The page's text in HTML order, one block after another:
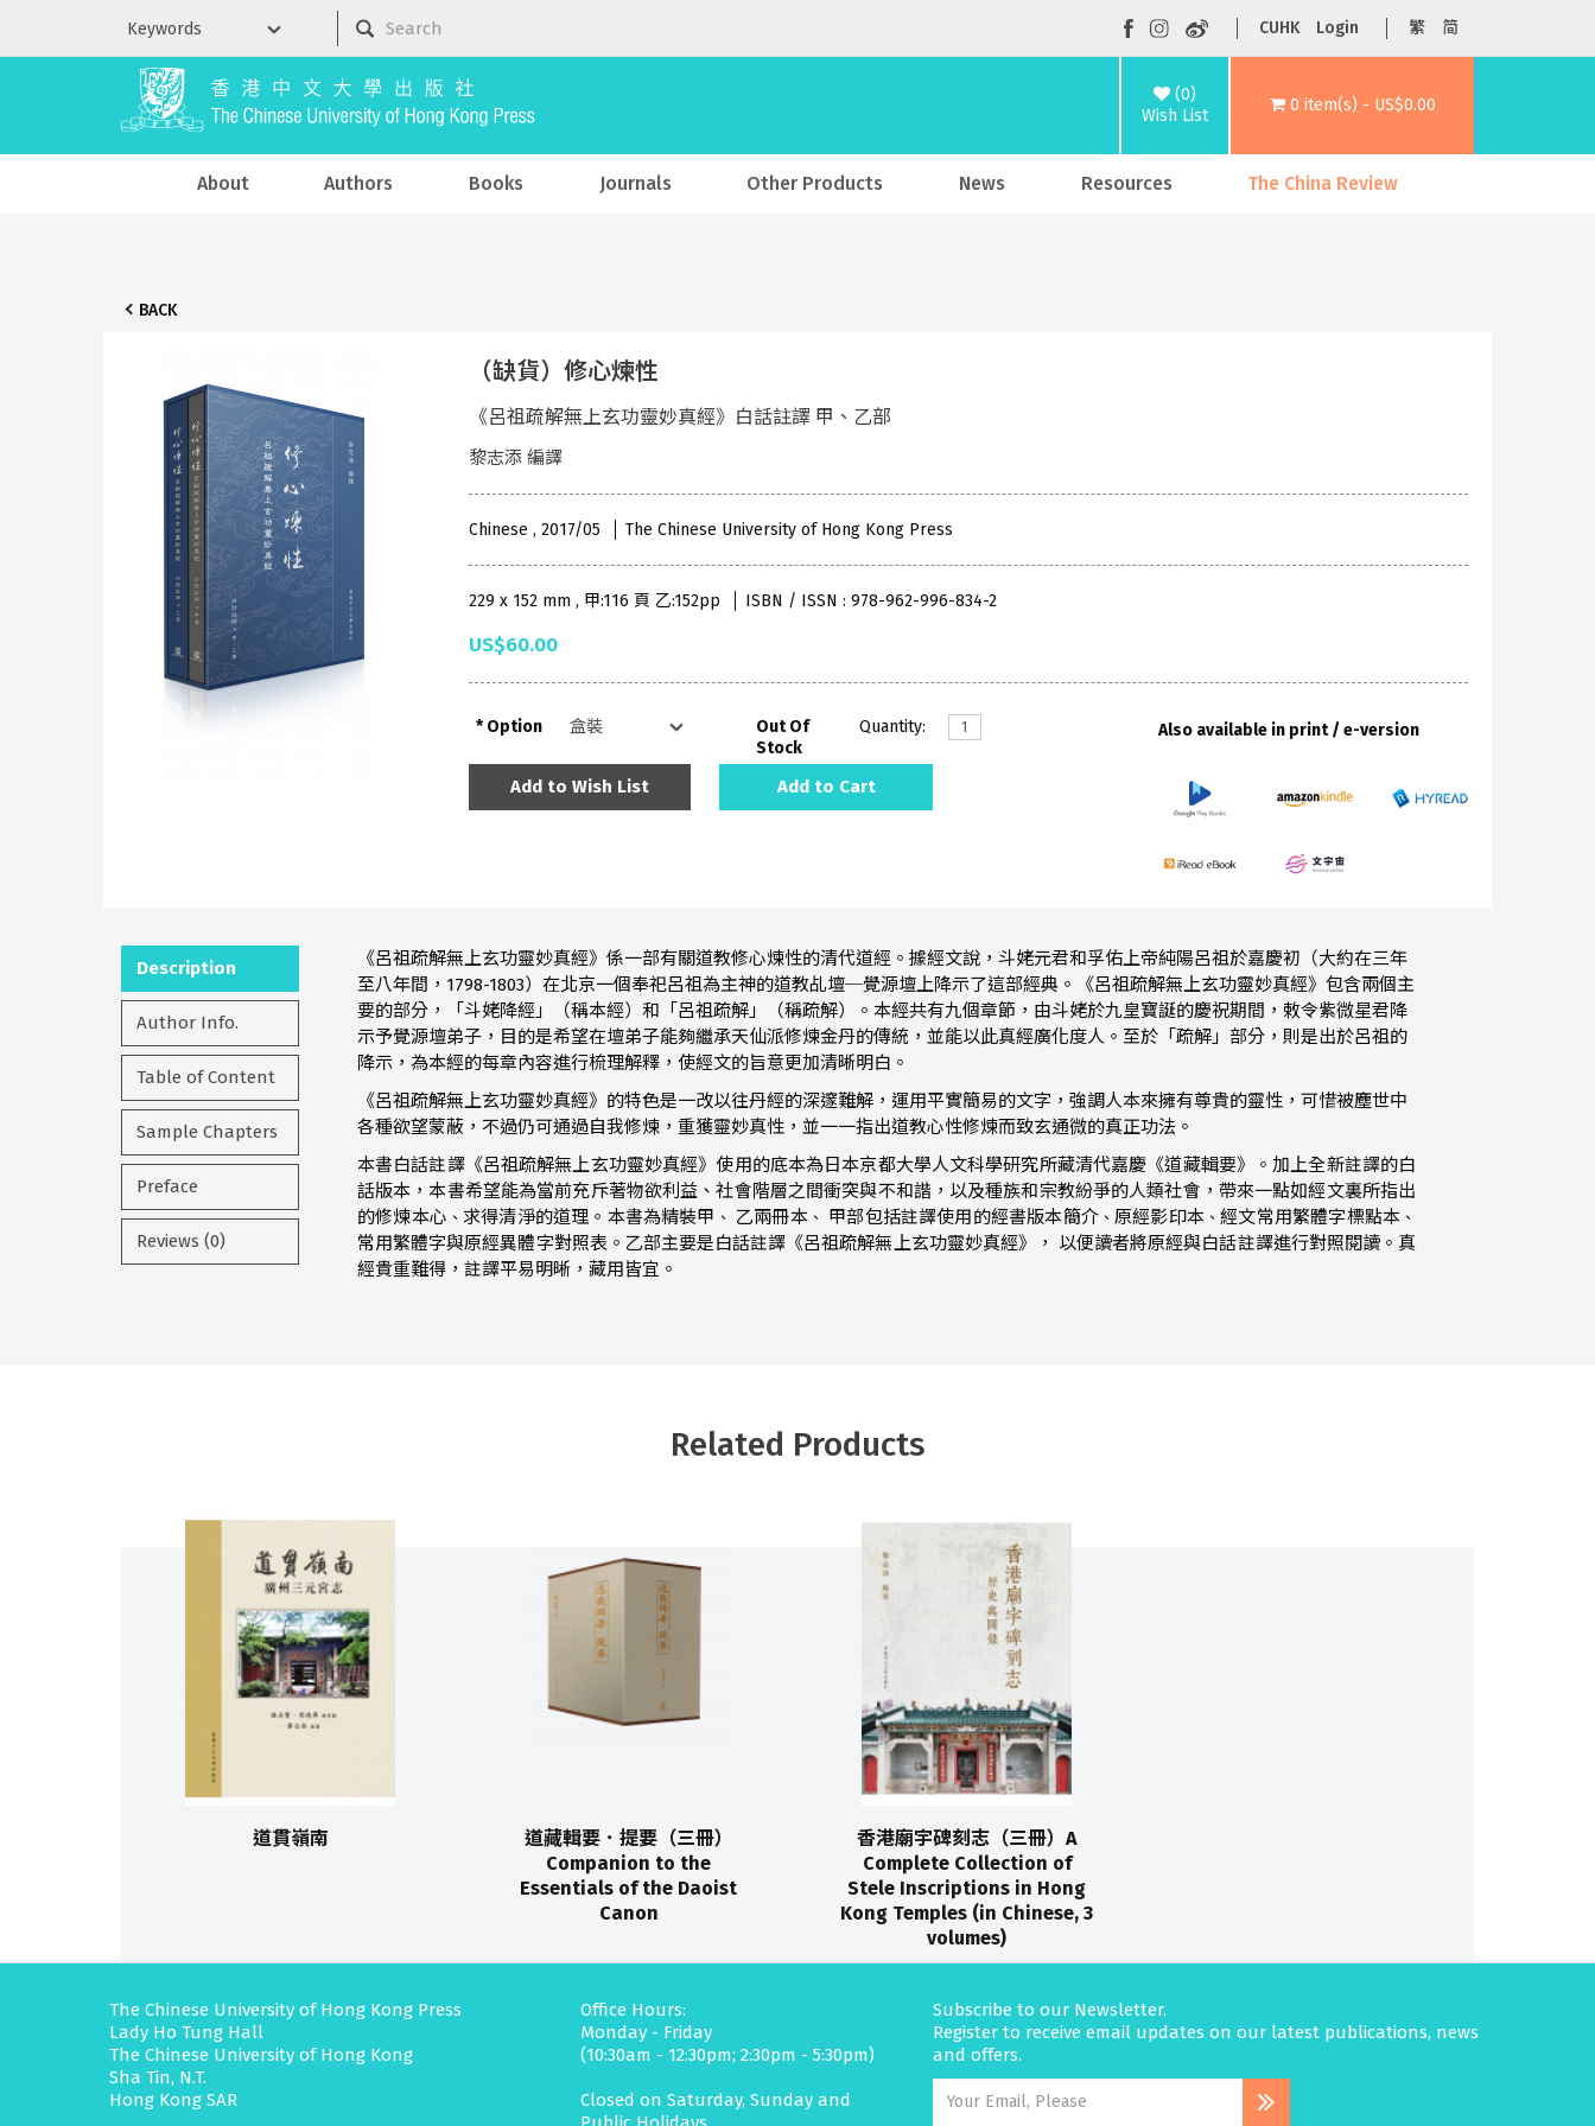
CUHK Login 繁 简
(0)
Wish List
0 item(s) - US$0.00
About Authors Books Journals Other Products News Resources The China Review
BACK
（缺貨）修心煉性
《呂祖疏解無上玄功靈妙真經》白話註譯 甲、乙部
黎志添 編譯
Chinese , 2017/05 The Chinese University of Hong Kong Press
229 x 152 mm , 甲:116 頁 乙:152pp ISBN / ISSN : 978-962-996-834-2
US$60.00
Option
Out Of
Stock
Quantity:
Add to Wish List Add to Cart
Also available in print / e-version
Description
Author Info.
Table of Content
Sample Chapters
Preface
Reviews (0)
《呂祖疏解無上玄功靈妙真經》係一部有關道教修心煉性的清代道經。據經文說，斗姥元君和孚佑上帝純陽呂祖於嘉慶初（大約在三年
至八年間，1798-1803）在北京一個奉祀呂祖為主神的道教乩壇─覺源壇上降示了這部經典。《呂祖疏解無上玄功靈妙真經》包含兩個主
要的部分，「斗姥降經」（稱本經）和「呂祖疏解」（稱疏解）。本經共有九個章節，由斗姥於九皇寶誕的慶祝期間，敕令紫微星君降
示予覺源壇弟子，目的是希望在壇弟子能夠繼承天仙派修煉金丹的傳統，並能以此真經廣化度人。至於「疏解」部分，則是出於呂祖的
降示，為本經的每章內容進行梳理解釋，使經文的旨意更加清晰明白。
《呂祖疏解無上玄功靈妙真經》的特色是一改以往丹經的深邃難解，運用平實簡易的文字，強調人本來擁有尊貴的靈性，可惜被塵世中
各種欲望蒙蔽，不過仍可通過自我修煉，重獲靈妙真性，並一一指出道教心性修煉而致玄通微的真正功法。
本書白話註譯《呂祖疏解無上玄功靈妙真經》使用的底本為日本京都大學人文科學研究所藏清代嘉慶《道藏輯要》。加上全新註譯的白
話版本，本書希望能為當前充斥著物欲利益、社會階層之間衝突與不和諧，以及種族和宗教紛爭的人類社會，帶來一點如經文裏所指出
的修煉本心 、求得清淨的道理。本書為精裝甲 、 乙兩冊本、 甲部包括註譯使用的經書版本簡介、原經影印本 、經文常用繁體字標點本 、
常用繁體字與原經異體字對照表。乙部主要是白話註譯《呂祖疏解無上玄功靈妙真經》， 以便讀者將原經與白話註譯進行對照閱讀。真
經貴重難得，註譯平易明晰，藏用皆宜。
Related Products
道貫嶺南
道藏輯要．提要（三冊）
Companion to the
Essentials of the Daoist
Canon
香港廟宇碑刻志（三冊）A
Complete Collection of
Stele Inscriptions in Hong
Kong Temples (in Chinese, 3
volumes)
The Chinese University of Hong Kong Press
Lady Ho Tung Hall
The Chinese University of Hong Kong
Sha Tin, N.T.
Hong Kong SAR
Office Hours:
Monday - Friday
(10:30am - 12:30pm; 2:30pm - 5:30pm)
Closed on Saturday, Sunday and
Subscribe to our Newsletter.
Register to receive email updates on our latest publications, news
and offers.